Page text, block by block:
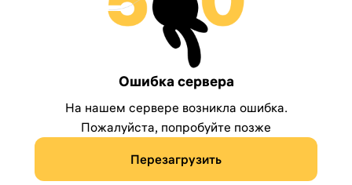
Ошибка сервера
На нашем сервере возникла ошибка.
Пожалуйста, попробуйте позже
Перезагрузить